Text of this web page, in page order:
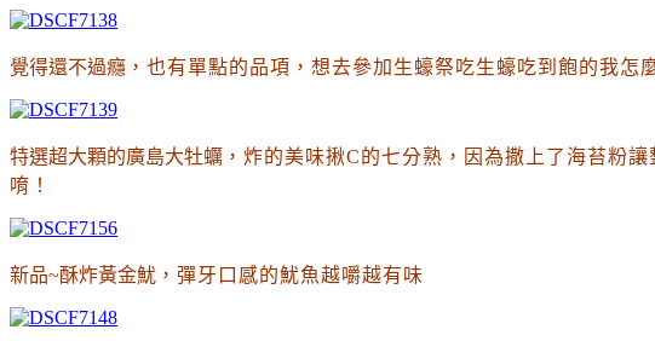
覺得還不過癮 ，也有單點的品項，想去參加生蠔祭吃生蠔吃到飽的我怎
特選超大顆的廣島大牡蠣 ，炸的美味揪C的七分熟 ，因為撒上了海苔粉
唷 ！
新品~酥炸黃金魷 ，彈牙口感的魷魚越嚼越有味